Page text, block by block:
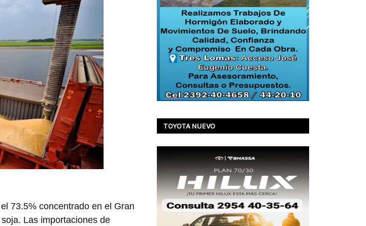
73.5% concentrado en el Gran
Las importaciones de
TOYOTA NUEVO